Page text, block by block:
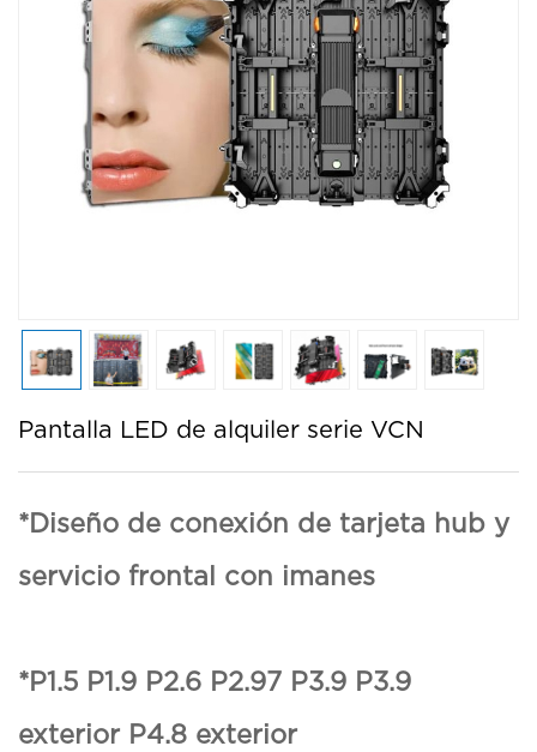
Pantalla LED de alquiler serie VCN
*Diseño de conexión de tarjeta hub y
servicio frontal con imanes
*P1.5 P1.9 P2.6 P2.97 P3.9 P3.9
exterior P4.8 exterior